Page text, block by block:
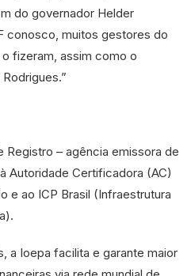
do governador Helder
conosco, muitos gestores do
fizeram, assim como o
Registro – agência emissora de
Autoridade Certificadora (AC)
e ao ICP Brasil (Infraestrutura
a Ioepa facilita e garante maior